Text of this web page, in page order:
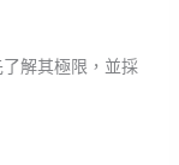
解其極限，並採